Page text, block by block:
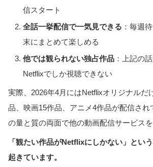
信スタート
全話一挙配信で一気見できる ：毎週
末にまとめて楽しめる
他では観られない独占作品 ：上記の
Netflixでしか視聴できない
実際、2026年4月にはNetflixオリジナルだ
品、映画15作品、アニメ4作品が配信され
の量と質の両面で他の動画配信サービスを
「観たい作品がNetflixにしかない」とい
起きています。